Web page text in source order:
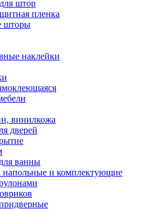
штор
пленка
шторы
наклейки
винилкожа
дверей
ванны
напольные и комплектующие